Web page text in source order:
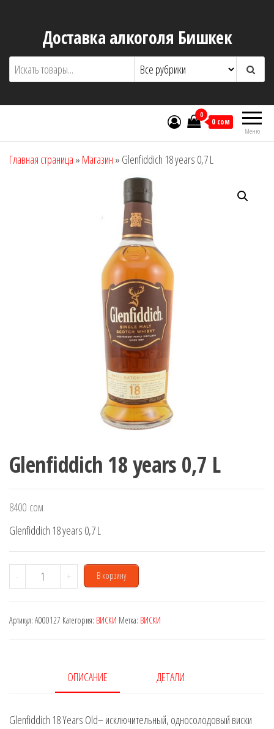
содержимомуДоставка алкоголя Бишкек
Меню
0
0 сом
Главная страница » Магазин » Glenfiddich 18 years 0,7 L
Glenfiddich 18 years 0,7 L
8400 сом
Glenfiddich 18 years 0,7 L
-
Количество
товара
18
+ В корзину
Артикул: A000127 Категория: ВИСКИ Метка: ВИСКИ
ОПИСАНИЕ ДЕТАЛИ
Glenfiddich 18 Years Old– исключительный, односолодовый виски